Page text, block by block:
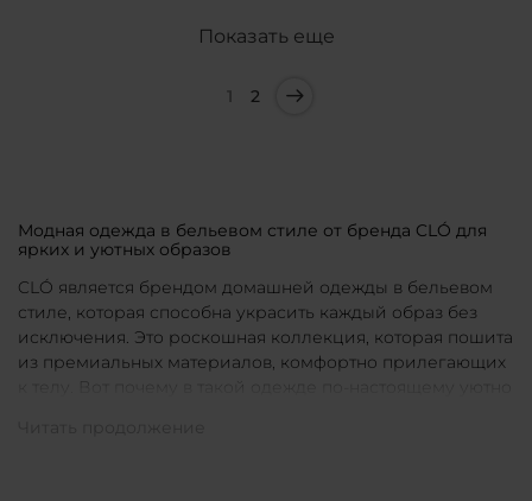
Показать еще
1 2
Модная одежда в бельевом стиле от бренда CLÓ для
ярких и уютных образов
CLÓ является брендом домашней одежды в бельевом
стиле, которая способна украсить каждый образ без
исключения. Это роскошная коллекция, которая пошита
из премиальных материалов, комфортно прилегающих
к телу. Вот почему в такой одежде по-настоящему уютно